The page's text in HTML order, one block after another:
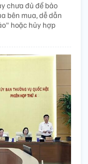
chưa đủ để bảo
bên mua, dễ dẫn
hoặc hủy hợp